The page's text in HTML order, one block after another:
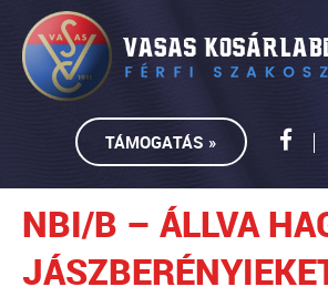
TÁMOGATÁS »
NBI/B – ÁLLVA